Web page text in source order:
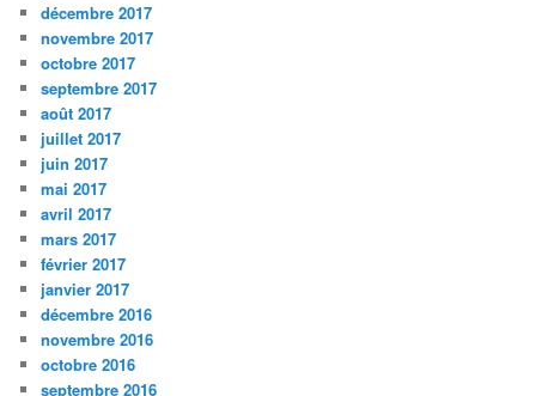
décembre 2017
novembre 2017
octobre 2017
septembre 2017
août 2017
juillet 2017
juin 2017
mai 2017
avril 2017
mars 2017
février 2017
janvier 2017
décembre 2016
novembre 2016
octobre 2016
septembre 2016